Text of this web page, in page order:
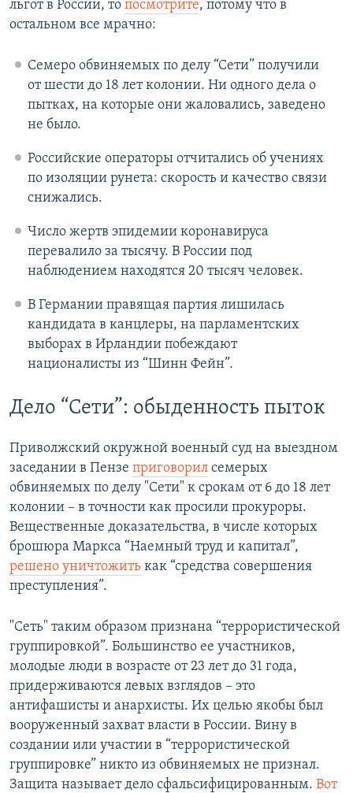
льгот в России, то посмотрите, потому что в
остальном все мрачно:
Семеро обвиняемых по делу “Сети” получили
от шести до 18 лет колонии. Ни одного дела о
пытках, на которые они жаловались, заведено
не было.
Российские операторы отчитались об учениях
по изоляции рунета: скорость и качество связи
снижались.
Число жертв эпидемии коронавируса
перевалило за тысячу. В России под
наблюдением находятся 20 тысяч человек.
В Германии правящая партия лишилась
кандидата в канцлеры, на парламентских
выборах в Ирландии побеждают
националисты из “Шинн Фейн”.
Дело “Сети”: обыденность пыток
Приволжский окружной военный суд на выездном
заседании в Пензе приговорил семерых
обвиняемых по делу "Сети" к срокам от 6 до 18 лет
колонии – в точности как просили прокуроры.
Вещественные доказательства, в числе которых
брошюра Маркса “Наемный труд и капитал”,
решено уничтожить как “средства совершения
преступления”.
"Сеть" таким образом признана “террористической
группировкой”. Большинство ее участников,
молодые люди в возрасте от 23 лет до 31 года,
придерживаются левых взглядов – это
антифашисты и анархисты. Их целью якобы был
вооруженный захват власти в России. Вину в
создании или участии в “террористической
группировке” никто из обвиняемых не признал.
Защита называет дело сфальсифицированным. Вот